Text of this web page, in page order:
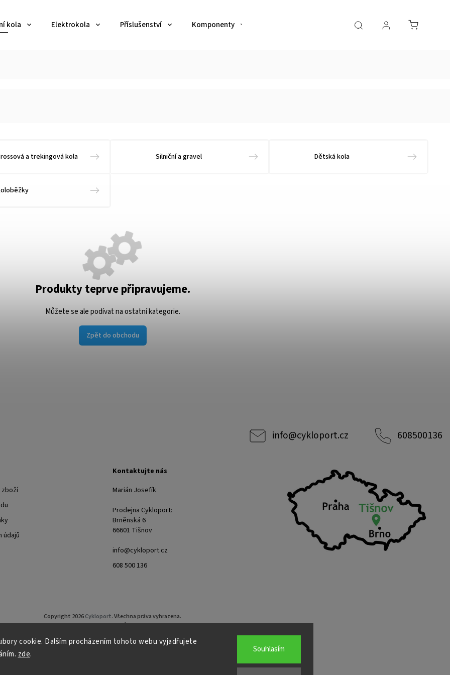
cookie. Dalším procházením tohoto webu vyjadřujete
zde. Souhlasím
kola Elektrokola Příslušenství Komponenty Sportovní výživa Oblečení
a trekingová kola Silniční a gravel Dětská kola
Produkty teprve připravujeme.
Můžete se ale podívat na ostatní kategorie.
Zpět do obchodu
info@cykloport.cz 608500136
zboží
údajů
Kontaktujte nás
Marián Josefík
Prodejna Cykloport:
Brněnská 6
66601 Tišnov
info@cykloport.cz
608 500 136
Copyright 2026Cykloport. Všechna práva vyhrazena.
Upravit nastavení cookies
Grafický návrh vytvořil a nakódovalShoptak.cz